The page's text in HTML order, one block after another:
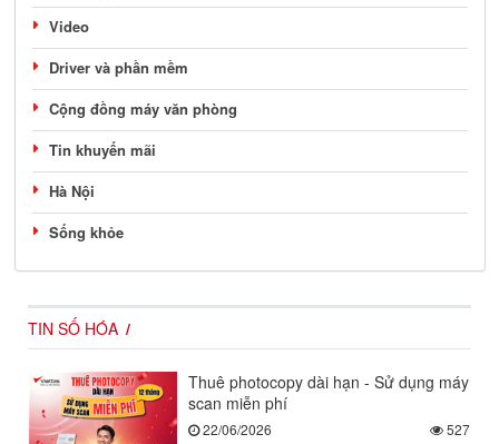
Video
Driver và phần mềm
Cộng đồng máy văn phòng
Tin khuyến mãi
Hà Nội
Sống khỏe
TIN SỐ HÓA
Thuê photocopy dài hạn - Sử dụng máy
scan miễn phí
22/06/2026 527